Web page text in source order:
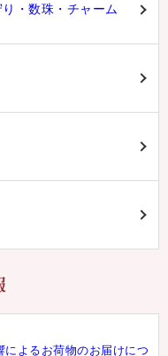
・数珠・チャーム
よるお荷物のお届けにつ